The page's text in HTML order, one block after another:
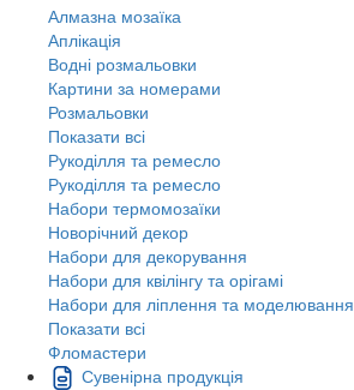
Алмазна мозаїка
Аплікація
Водні розмальовки
Картини за номерами
Розмальовки
Показати всі
Рукоділля та ремесло
Рукоділля та ремесло
Набори термомозаїки
Новорічний декор
Набори для декорування
Набори для квілінгу та орігамі
Набори для ліплення та моделювання
Показати всі
Фломастери
Сувенірна продукція